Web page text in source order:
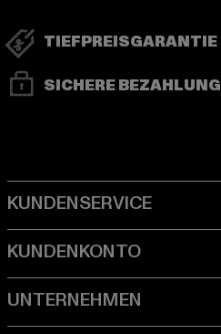
TIEFPREISGARANTIE
SICHERE BEZAHLUNG